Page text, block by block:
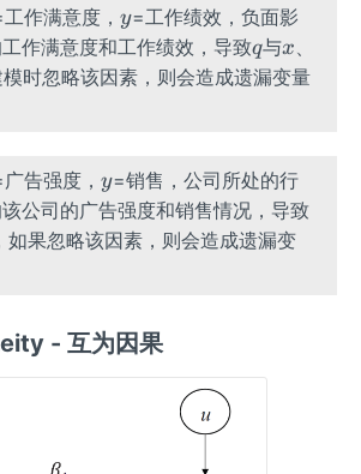
工作满意度，y
y=工作绩效，负面影
作满意度和工作绩效，导致q
q与x
x
时忽略该因素，则会造成遗漏变量
广告强度，y
y=销售，公司所处的行
公司的广告强度和销售情况，导致q
如果忽略该因素，则会造成遗漏变
- 互为因果